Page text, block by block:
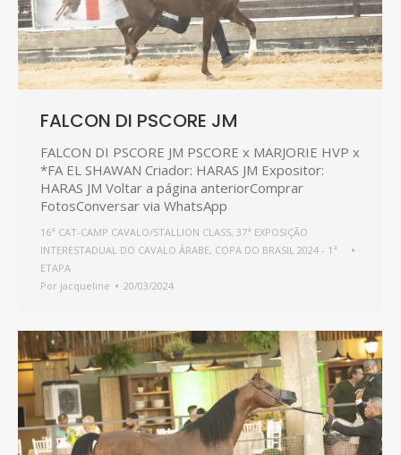
FALCON DI PSCORE JM
FALCON DI PSCORE JM PSCORE x MARJORIE HVP x
*FA EL SHAWAN Criador: HARAS JM Expositor:
HARAS JM Voltar a página anteriorComprar
FotosConversar via WhatsApp
16ª CAT-CAMP CAVALO/STALLION CLASS, 37ª EXPOSIÇÃO
INTERESTADUAL DO CAVALO ÁRABE, COPA DO BRASIL 2024 - 1ª
ETAPA
Por jacqueline 20/03/2024